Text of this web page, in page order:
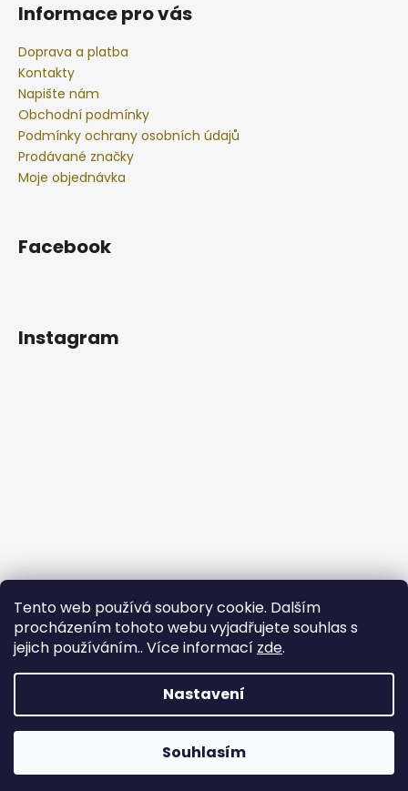
Tento web používá soubory cookie. Dalším
procházením tohoto webu vyjadřujete souhlas s
jejich používáním.. Více informací zde.
Nastavení
Souhlasím
Informace pro vás
Doprava a platba
Kontakty
Napište nám
Obchodní podmínky
Podmínky ochrany osobních údajů
Prodávané značky
Moje objednávka
Facebook
Instagram
Copyright 2026nadhernevlasy.cz. Všechna práva
vyhrazena.